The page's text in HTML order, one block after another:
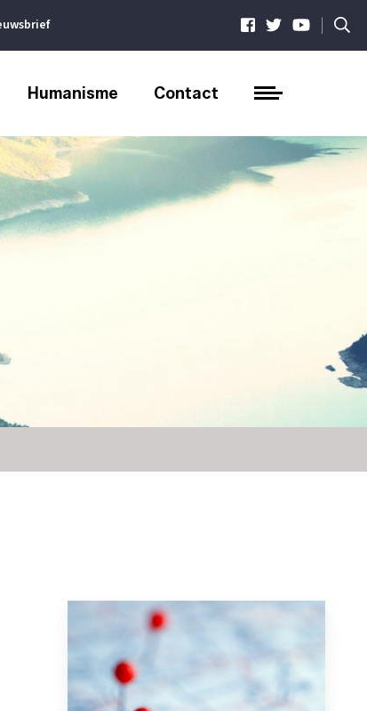
|
Humanisme Contact